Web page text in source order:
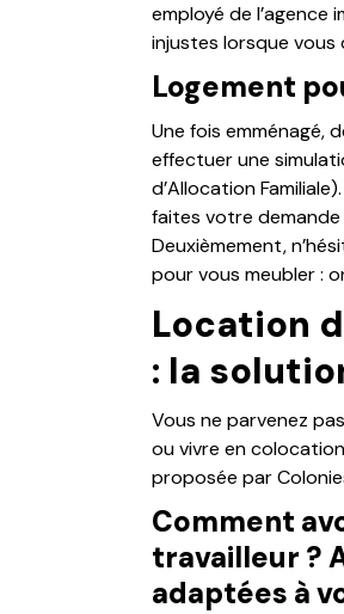
employé de
injustes lorsque vous
Logement
Une fois emménagé,
effectuer une
d’Allocation
faites votre
Deuxièmement,
pour vous meubler :
Location
: la
Vous ne parvenez
ou vivre en
proposée par
Comment
travailleur ?
adaptées à